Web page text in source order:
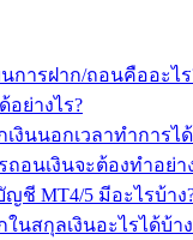
การฝาก/ถอนคืออะไร
อย่างไร?
งินนอกเวลาทำการไ
อนเงินจะต้องทำอย่า
ญชี MT4/5 มีอะไรบ้าง
นสกุลเงินอะไรได้บ้า